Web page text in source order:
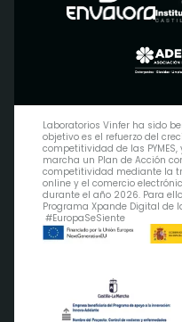
Laboratorios Vinfer ha sido
objetivo es el refuerzo del
competitividad de las
marcha un Plan de Acción
competitividad mediante la
online y el comercio
durante el año 2026. Para
Programa Xpande Digital de
#EuropaSeSiente